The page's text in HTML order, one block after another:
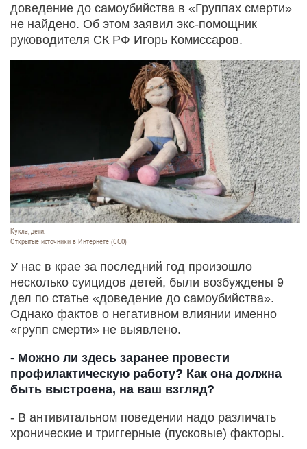
доведение до самоубийства в «Группах смерти»
не найдено. Об этом заявил экс-помощник
руководителя СК РФ Игорь Комиссаров.
Кукла, дети.
Открытые источники в Интернете (СС0)
У нас в крае за последний год произошло
несколько суицидов детей, были возбуждены 9
дел по статье «доведение до самоубийства».
Однако фактов о негативном влиянии именно
«групп смерти» не выявлено.
- Можно ли здесь заранее провести
профилактическую работу? Как она должна
быть выстроена, на ваш взгляд?
- В антивитальном поведении надо различать
хронические и триггерные (пусковые) факторы.